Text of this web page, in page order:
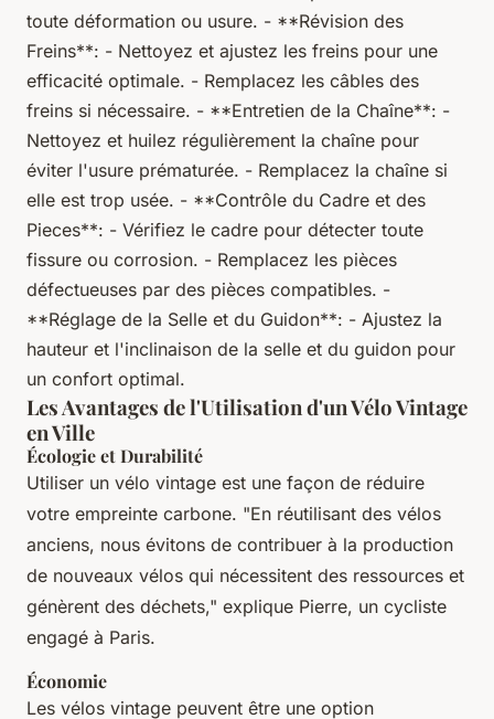
toute déformation ou usure. - **Révision des
Freins**: - Nettoyez et ajustez les freins pour une
efficacité optimale. - Remplacez les câbles des
freins si nécessaire. - **Entretien de la Chaîne**: -
Nettoyez et huilez régulièrement la chaîne pour
éviter l'usure prématurée. - Remplacez la chaîne si
elle est trop usée. - **Contrôle du Cadre et des
Pieces**: - Vérifiez le cadre pour détecter toute
fissure ou corrosion. - Remplacez les pièces
défectueuses par des pièces compatibles. -
**Réglage de la Selle et du Guidon**: - Ajustez la
hauteur et l'inclinaison de la selle et du guidon pour
un confort optimal.
Les Avantages de l'Utilisation d'un Vélo Vintage
en Ville
Écologie et Durabilité
Utiliser un vélo vintage est une façon de réduire
votre empreinte carbone. "En réutilisant des vélos
anciens, nous évitons de contribuer à la production
de nouveaux vélos qui nécessitent des ressources et
génèrent des déchets," explique Pierre, un cycliste
engagé à Paris.
Économie
Les vélos vintage peuvent être une option